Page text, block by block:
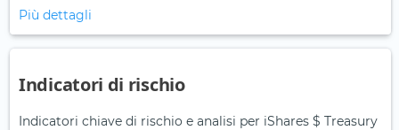
Più dettagli
Indicatori di rischio
Indicatori chiave di rischio e analisi per iShares $ Treasury